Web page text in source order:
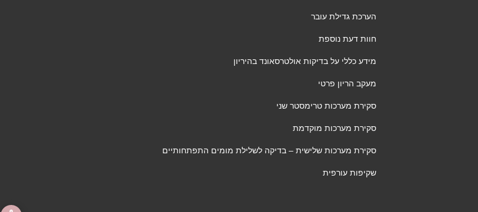
הערכת גדילת עובר
חוות דעת נוספת
מידע כללי על בדיקות אולטרסאונד בהיריון
מעקב הריון פרטי
סקירת מערכות טרימסטר שני
סקירת מערכות מוקדמת
סקירת מערכות שלישית – בדיקה לשלילת מומים התפתחותיים
שקיפות עורפית